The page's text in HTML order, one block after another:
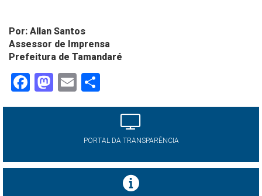
Por: Allan Santos
Assessor de Imprensa
Prefeitura de Tamandaré
Facebook
Mastodon
Email
PORTAL DA TRANSPARÊNCIA